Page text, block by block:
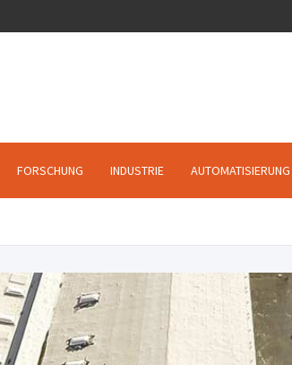
FORSCHUNG INDUSTRIE AUTOMATISIERUNG